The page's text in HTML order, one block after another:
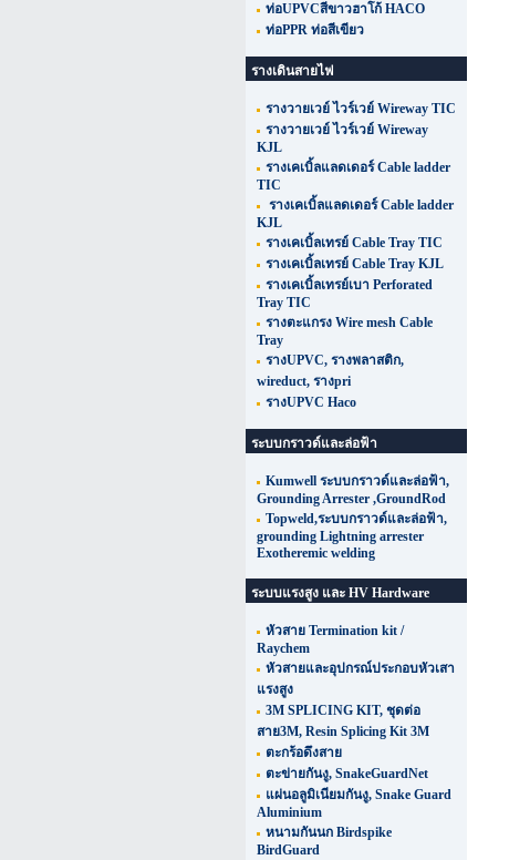
ท่อUPVCสีขาวฮาโก้ HACO
ท่อPPR ท่อสีเขียว
รางเดินสายไฟ
รางวายเวย์ ไวร์เวย์ Wireway TIC
รางวายเวย์ ไวร์เวย์ Wireway
KJL
รางเคเบิ้ลแลดเดอร์ Cable ladder
TIC
รางเคเบิ้ลแลดเดอร์ Cable ladder
KJL
รางเคเบิ้ลเทรย์ Cable Tray TIC
รางเคเบิ้ลเทรย์ Cable Tray KJL
รางเคเบิ้ลเทรย์เบา Perforated
Tray TIC
รางตะแกรง Wire mesh Cable
Tray
รางUPVC, รางพลาสติก,
wireduct, รางpri
รางUPVC Haco
ระบบกราวด์และล่อฟ้า
Kumwell ระบบกราวด์และล่อฟ้า,
Grounding Arrester ,GroundRod
Topweld,ระบบกราวด์และล่อฟ้า,
grounding Lightning arrester
Exotheremic welding
ระบบแรงสูง และ HV Hardware
หัวสาย Termination kit /
Raychem
หัวสายและอุปกรณ์ประกอบหัวเสา
แรงสูง
3M SPLICING KIT, ชุดต่อ
สาย3M, Resin Splicing Kit 3M
ตะกร้อดึงสาย
ตะข่ายกันงู, SnakeGuardNet
แผ่นอลูมิเนียมกันงู, Snake Guard
Aluminium
หนามกันนก Birdspike
BirdGuard